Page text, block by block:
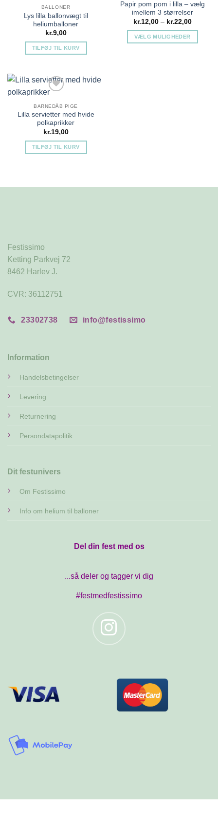
BALLONER
Lys lilla ballonvægt til
heliumballoner
kr.9,00
TILFØJ TIL KURV
Papir pom pom i lilla – vælg
imellem 3 størrelser
kr.12,00 – kr.22,00
til
VÆLG MULIGHEDER
BARNEDÅB PIGE
Lilla servietter med hvide
polkaprikker
kr.19,00
TILFØJ TIL KURV
Festissimo
Ketting Parkvej 72
8462 Harlev J.
CVR: 36112751
23302738 info@festissimo
Information
Handelsbetingelser
Levering
Returnering
Persondatapolitik
Dit festunivers
Om Festissimo
Info om helium til balloner
Del din fest med os
...så deler og tagger vi dig
#festmedfestissimo